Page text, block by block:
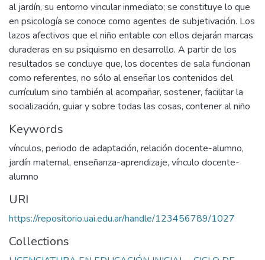
al jardín, su entorno vincular inmediato; se constituye lo que
en psicología se conoce como agentes de subjetivación. Los
lazos afectivos que el niño entable con ellos dejarán marcas
duraderas en su psiquismo en desarrollo. A partir de los
resultados se concluye que, los docentes de sala funcionan
como referentes, no sólo al enseñar los contenidos del
currículum sino también al acompañar, sostener, facilitar la
socialización, guiar y sobre todas las cosas, contener al niño
Keywords
vínculos, periodo de adaptación, relación docente-alumno,
jardín maternal, enseñanza-aprendizaje, vínculo docente-
alumno
URI
https://repositorio.uai.edu.ar/handle/123456789/1027
Collections